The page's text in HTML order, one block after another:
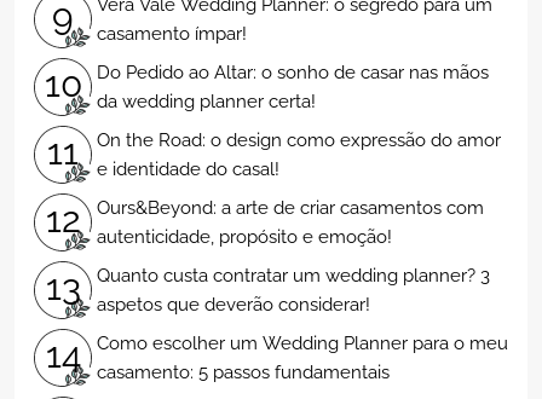
9
Vera Vale Wedding Planner: o segredo para um
casamento ímpar!
10
Do Pedido ao Altar: o sonho de casar nas mãos
da wedding planner certa!
11
On the Road: o design como expressão do amor
e identidade do casal!
12
Ours&Beyond: a arte de criar casamentos com
autenticidade, propósito e emoção!
13
Quanto custa contratar um wedding planner? 3
aspetos que deverão considerar!
14
Como escolher um Wedding Planner para o meu
casamento: 5 passos fundamentais